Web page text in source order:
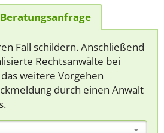
Beratungsanfrage
Fall schildern. Anschließend
Rechtsanwälte bei
weitere Vorgehen
durch einen Anwalt